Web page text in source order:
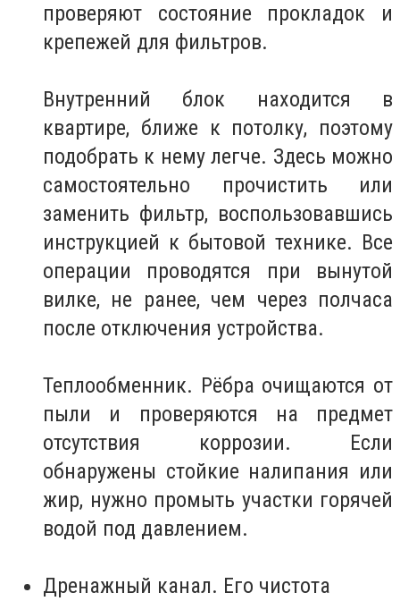
проверяют состояние прокладок и
крепежей для фильтров.
Внутренний блок находится в
квартире, ближе к потолку, поэтому
подобрать к нему легче. Здесь можно
самостоятельно прочистить или
заменить фильтр, воспользовавшись
инструкцией к бытовой технике. Все
операции проводятся при вынутой
вилке, не ранее, чем через полчаса
после отключения устройства.
Теплообменник. Рёбра очищаются от
пыли и проверяются на предмет
отсутствия коррозии. Если
обнаружены стойкие налипания или
жир, нужно промыть участки горячей
водой под давлением.
Дренажный канал. Его чистота